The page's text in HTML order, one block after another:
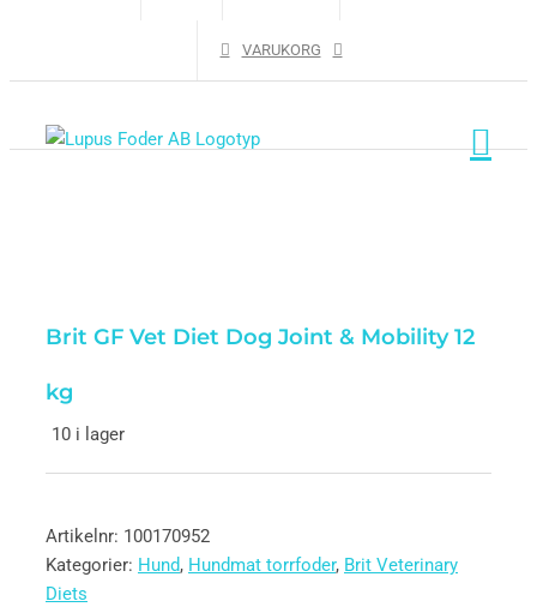
VARUKORG
Brit GF Vet Diet Dog Joint & Mobility 12
kg
10 i lager
Artikelnr: 100170952
Kategorier: Hund, Hundmat torrfoder, Brit Veterinary
Diets